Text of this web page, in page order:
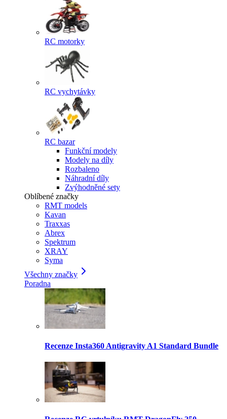
RC motorky
RC vychytávky
RC bazar
Funkční modely
Modely na díly
Rozbaleno
Náhradní díly
Zvýhodněné sety
Oblíbené značky
RMT models
Kavan
Traxxas
Abrex
Spektrum
XRAY
Syma
Všechny značky
Poradna
Recenze Insta360 Antigravity A1 Standard Bundle